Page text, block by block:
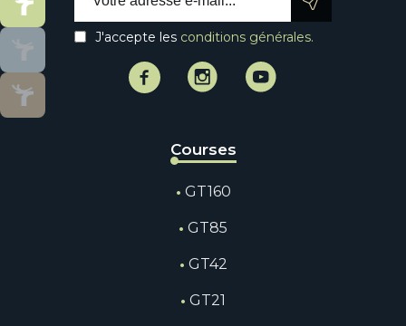
J'accepte les conditions générales.
FacebookInstagramInstagram
Courses
GT160
GT85
GT42
GT21